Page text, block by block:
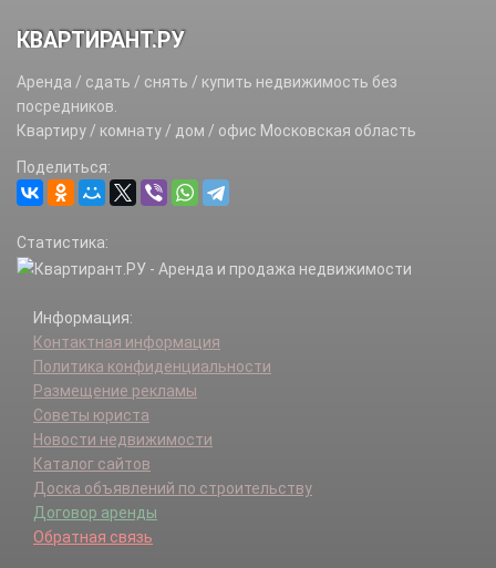
КВАРТИРАНТ.РУ
Аренда / сдать / снять / купить недвижимость без
посредников.
Квартиру / комнату / дом / офис Московская область
Поделиться:
Статистика:
Информация:
Контактная информация
Политика конфиденциальности
Размещение рекламы
Советы юриста
Новости недвижимости
Каталог сайтов
Доска объявлений по строительству
Договор аренды
Обратная связь